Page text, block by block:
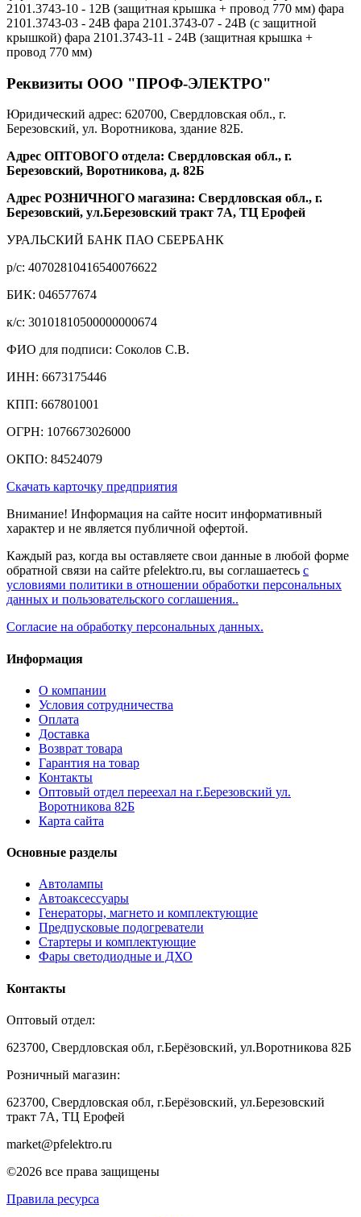
2101.3743-10 - 12В (защитная крышка + провод 770 мм) фара
2101.3743-03 - 24В фара 2101.3743-07 - 24В (с защитной
крышкой) фара 2101.3743-11 - 24В (защитная крышка +
провод 770 мм)
Реквизиты ООО "ПРОФ-ЭЛЕКТРО"
Юридический адрес: 620700, Свердловская обл., г.
Березовский, ул. Воротникова, здание 82Б.
Адрес ОПТОВОГО отдела: Свердловская обл., г.
Березовский, Воротникова, д. 82Б
Адрес РОЗНИЧНОГО магазина: Свердловская обл., г.
Березовский, ул.Березовский тракт 7А, ТЦ Ерофей
УРАЛЬСКИЙ БАНК ПАО СБЕРБАНК
р/c: 40702810416540076622
БИК: 046577674
к/c: 30101810500000000674
ФИО для подписи: Соколов С.В.
ИНН: 6673175446
КПП: 667801001
ОГРН: 1076673026000
ОКПО: 84524079
Скачать карточку предприятия
Внимание! Информация на сайте носит информативный
характер и не является публичной офертой.
Каждый раз, когда вы оставляете свои данные в любой форме
обратной связи на сайте pfelektro.ru, вы соглашаетесь с
условиями политики в отношении обработки персональных
данных и пользовательского соглашения..
Согласие на обработку персональных данных.
Информация
О компании
Условия сотрудничества
Оплата
Доставка
Возврат товара
Гарантия на товар
Контакты
Оптовый отдел переехал на г.Березовский ул.
Воротникова 82Б
Карта сайта
Основные разделы
Автолампы
Автоаксессуары
Генераторы, магнето и комплектующие
Предпусковые подогреватели
Стартеры и комплектующие
Фары светодиодные и ДХО
Контакты
Оптовый отдел:
623700, Свердловская обл, г.Берёзовский, ул.Воротникова 82Б
Розничный магазин:
623700, Свердловская обл, г.Берёзовский, ул.Березовский
тракт 7А, ТЦ Ерофей
market@pfelektro.ru
©2026 все права защищены
Правила ресурса